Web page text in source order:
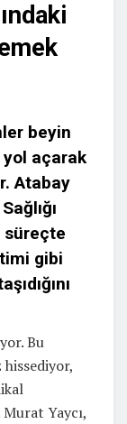
beyin
yol açarak
Atabay
süreçte
gibi
Bu
Yaycı,